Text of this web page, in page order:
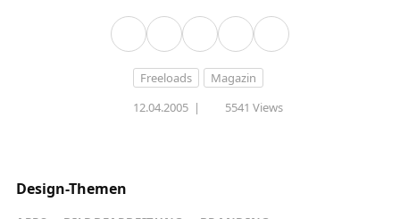
Freeloads
Magazin
12.04.2005| 5541 Views
Design-Themen